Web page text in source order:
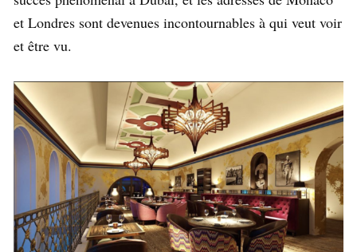
et Londres sont devenues incontournables à qui veut voir
et être vu.